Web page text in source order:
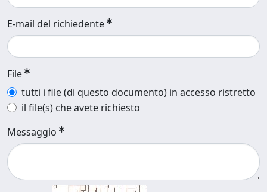
E-mail del richiedente
File
tutti i file (di questo documento) in accesso ristretto
il file(s) che avete richiesto
Messaggio